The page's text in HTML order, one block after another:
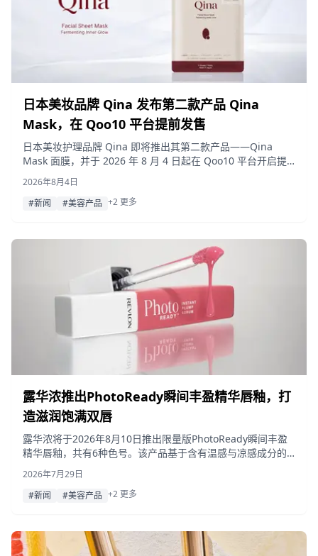
日本美妆品牌 Qina 发布第二款产品 Qina
Mask，在 Qoo10 平台提前发售
日本美妆护理品牌 Qina 即将推出其第二款产品——Qina
Mask 面膜，并于 2026 年 8 月 4 日起在 Qoo10 平台开启提
前发售。届时将同步参加 Qoo10“Mega Debut”活动，提供限
时优惠及直播购买福利。
2026年8月4日
#新闻
#美容产品 +2 更多
露华浓推出PhotoReady瞬间丰盈精华唇釉，打
造滋润饱满双唇
露华浓将于2026年8月10日推出限量版PhotoReady瞬间丰盈
精华唇釉，共有6种色号。该产品基于含有温感与凉感成分的
“火与冰复合物™（Fire & Ice Complex™）”，旨在以精华般的
质地，为双唇带来丰盈饱满且水润光泽的妆效。
2026年7月29日
#新闻
#美容产品 +2 更多